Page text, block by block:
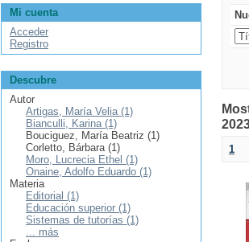
1
Mi cuenta
Acceder
Registro
Descubre
Autor
Artigas, María Velia (1)
Bianculli, Karina (1)
Bouciguez, María Beatriz (1)
Corletto, Bárbara (1)
Moro, Lucrecia Ethel (1)
Onaine, Adolfo Eduardo (1)
Materia
Editorial (1)
Educación superior (1)
Sistemas de tutorías (1)
... más